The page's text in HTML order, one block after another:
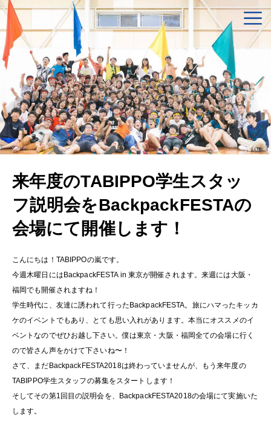
来年度のTABIPPO学生スタッ
フ説明会をBackpackFESTAの
会場にて開催します！
こんにちは！TABIPPOの嵐です。
今週木曜日にはBackpackFESTA in 東京が開催されます。来週には大阪・
福岡でも開催されますね！
学生時代に、友達に誘われて行ったBackpackFESTA。旅にハマったキッカ
ケのイベントでもあり、とても思い入れがあります。本当にオススメのイ
ベントなのでぜひお越し下さい。僕は東京・大阪・福岡全ての会場に行く
ので皆さん声をかけて下さいね〜！
さて、まだBackpackFESTA2018は終わっていませんが、もう来年度の
TABIPPO学生スタッフの募集をスタートします！
そしてその第1回目の説明会を、BackpackFESTA2018の会場にて実施いた
します。